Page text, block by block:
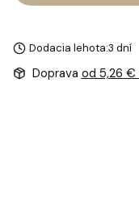
Dodacia lehota:3 dní
Doprava od 5,26 €